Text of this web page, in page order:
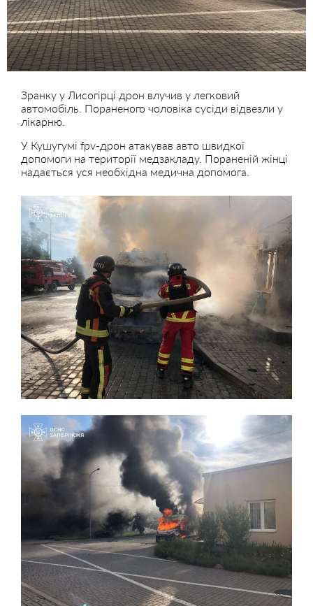
Зранку у Лисогірці дрон влучив у легковий
автомобіль. Пораненого чоловіка сусіди відвезли у
лікарню.
У Кушугумі fpv-дрон атакував авто швидкої
допомоги на території медзакладу. Пораненій жінці
надається уся необхідна медична допомога.